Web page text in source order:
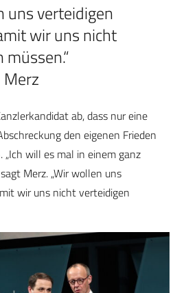
uns verteidigen
wir uns nicht
ab, dass nur eine
den eigenen Frieden
will es mal in einem ganz
Merz. „Wir wollen uns
wir uns nicht verteidigen